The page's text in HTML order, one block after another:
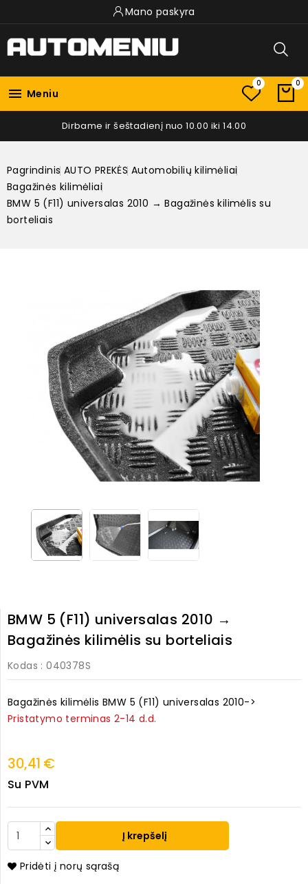
Mano paskyra
 Meniu
0 0
Dirbame ir šeštadienį nuo 10.00 iki 14.00
Pagrindinis AUTO PREKĖS Automobilių kilimėliai
Bagažinės kilimėliai
BMW 5 (F11) universalas 2010 → Bagažinės kilimėlis su
borteliais
BMW 5 (F11) universalas 2010 →
Bagažinės kilimėlis su borteliais
Kodas : 040378S
Bagažinės kilimėlis BMW 5 (F11) universalas 2010->
Pristatymo terminas 2-14 d.d.
30,41 €
Su PVM
Į krepšelį
Pridėti į norų sąrašą